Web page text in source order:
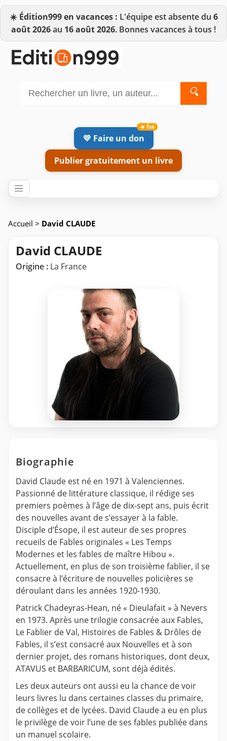
☀️ Édition999 en vacances : L'équipe est absente du 6
août 2026au 16 août 2026. Bonnes vacances à tous !
🔍
💛 Faire un don
Publier gratuitement un livre
Accueil > David CLAUDE
David CLAUDE
Origine : La France
Biographie
David Claude est né en 1971 à Valenciennes.
Passionné de littérature classique, il rédige ses
premiers poèmes à l’âge de dix-sept ans, puis écrit
des nouvelles avant de s’essayer à la fable.
Disciple d’Ésope, il est auteur de ses propres
recueils de Fables originales « Les Temps
Modernes et les fables de maître Hibou ».
Actuellement, en plus de son troisième fablier, il se
consacre à l’écriture de nouvelles policières se
déroulant dans les années 1920-1930.
Patrick Chadeyras-Hean, né « Dieulafait » à Nevers
en 1973. Après une trilogie consacrée aux Fables,
Le Fablier de Val, Histoires de Fables & Drôles de
Fables, il s’est consacré aux Nouvelles et à son
dernier projet, des romans historiques, dont deux,
ATAVUS et BARBARICUM, sont déjà édités.
Les deux auteurs ont aussi eu la chance de voir
leurs livres lu dans certaines classes du primaire,
de collèges et de lycées. David Claude a eu en plus
le privilège de voir l’une de ses fables publiée dans
un manuel scolaire.